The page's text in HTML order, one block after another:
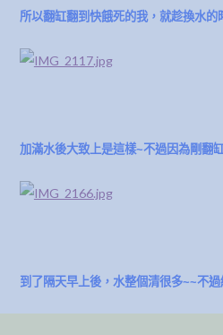
所以翻缸翻到快餓死的我，就趁換水
加滿水後大致上是這樣~不過因為剛翻
到了隔天早上後，水整個清很多~~不